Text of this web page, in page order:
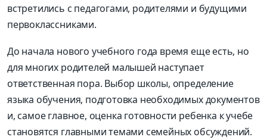
встретились с педагогами, родителями и будущими
первоклассниками.
До начала нового учебного года время еще есть, но
для многих родителей малышей наступает
ответственная пора. Выбор школы, определение
языка обучения, подготовка необходимых документов
и, самое главное, оценка готовности ребенка к учебе
становятся главными темами семейных обсуждений.